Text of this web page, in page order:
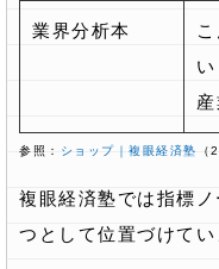
業界分析本
産
参照： ショップ｜複眼経済塾 （
複眼経済塾では指標ノ
つとして位置づけてい